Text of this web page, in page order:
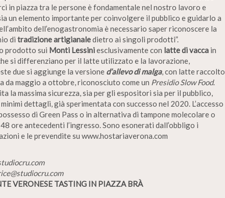
in piazza tra le persone è fondamentale nel nostro lavoro e
un elemento importante per coinvolgere il pubblico e guidarlo a
dell’enogastronomia è necessario saper riconoscere la
di tradizione artigianaledietro ai singoli prodotti”.
prodotto sui Monti Lessiniesclusivamente con latte di vacca in
si differenziano per il latte utilizzato e la lavorazione,
due si aggiunge la versione d’allevo di malga, con latte raccolto
da maggio a ottobre, riconosciuto come un Presidio Slow Food.
la massima sicurezza, sia per gli espositori sia per il pubblico,
dettagli, già sperimentata con successo nel 2020. L’accesso
di Green Pass o in alternativa di tampone molecolare o
ore antecedenti l’ingresso. Sono esonerati dall’obbligo i
e le prevendite su www.hostariaverona.com
VERONESE TASTING IN PIAZZA BRÀ